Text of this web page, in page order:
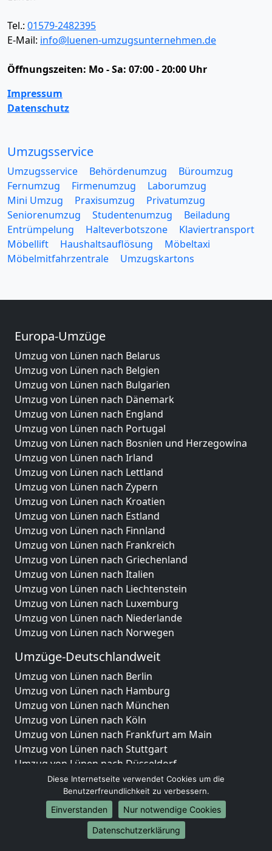
Tel.: 01579-2482395
E-Mail: info@luenen-umzugsunternehmen.de
Öffnungszeiten: Mo - Sa: 07:00 - 20:00 Uhr
Impressum
Datenschutz
Umzugsservice
Umzugsservice Behördenumzug
Büroumzug
Fernumzug
Firmenumzug
Laborumzug
Mini Umzug
Praxisumzug
Privatumzug
Seniorenumzug
Studentenumzug
Beiladung
Entrümpelung
Halteverbotszone
Klaviertransport
Möbellift
Haushaltsauflösung
Möbeltaxi
Möbelmitfahrzentrale
Umzugskartons
Europa-Umzüge
Umzug von Lünen nach Belarus
Umzug von Lünen nach Belgien
Umzug von Lünen nach Bulgarien
Umzug von Lünen nach Dänemark
Umzug von Lünen nach England
Umzug von Lünen nach Portugal
Umzug von Lünen nach Bosnien und Herzegowina
Umzug von Lünen nach Irland
Umzug von Lünen nach Lettland
Umzug von Lünen nach Zypern
Umzug von Lünen nach Kroatien
Umzug von Lünen nach Estland
Umzug von Lünen nach Finnland
Umzug von Lünen nach Frankreich
Umzug von Lünen nach Griechenland
Umzug von Lünen nach Italien
Umzug von Lünen nach Liechtenstein
Umzug von Lünen nach Luxemburg
Umzug von Lünen nach Niederlande
Umzug von Lünen nach Norwegen
Umzüge-Deutschlandweit
Umzug von Lünen nach Berlin
Umzug von Lünen nach Hamburg
Umzug von Lünen nach München
Umzug von Lünen nach Köln
Umzug von Lünen nach Frankfurt am Main
Umzug von Lünen nach Stuttgart
Umzug von Lünen nach Düsseldorf
Umzug von Lünen nach Leipzig
Umzug von Lünen nach Dortmund
Umzug von Lünen nach Essen
Umzug von Lünen nach Bremen
Umzug von Lünen nach Dresden
Diese Internetseite verwendet Cookies um die
Benutzerfreundlichkeit zu verbessern.
Einverstanden
Nur notwendige Cookies
Datenschutzerklärung